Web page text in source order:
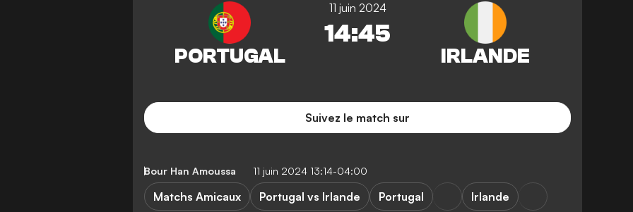
11 juin 2024
14:45
Suivez le match sur
Bour Han Amoussa 11 juin 2024 13:14-04:00
Matchs Amicaux Portugal vs Irlande Portugal Irlande